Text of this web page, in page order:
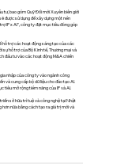
tư, bao gồm Quỹ Đổi mới Xuyên biên giới
được sử dụng để xây dựng một nền
IP x AI", công ty đặt mục tiêu đóng góp
hỗ trợ các hoạt động sáng tạo của các
sự hỗ trợ của Bộ Kinh tế, Thương mại và
đầu tư vào các hoạt động M&A chiến
nhập của công ty vào ngành công
và cung cấp bộ dữ liệu cho đào tạo AI.
tiêu mở rộng tiềm năng của IP và AI.
sở hữu trí tuệ và công nghệ tại Nhật
hơn nữa bằng cách tạo ra giá trị mới và